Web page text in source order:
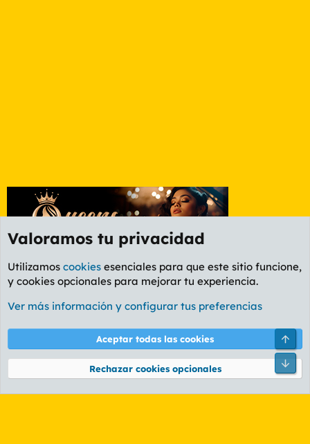
Etiquetas
Cookies
PL OLDSTYLE AMARILLO
Términos y reglas Política de privacidad Ayuda
Community platform by XenForo® © 2010-2026 XenForo Ltd.
Valoramos tu privacidad
Utilizamos cookies esenciales para que este sitio funcione,
y cookies opcionales para mejorar tu experiencia.
Ver más información y configurar tus preferencias
Aceptar todas las cookies
Rechazar cookies opcionales
Pie